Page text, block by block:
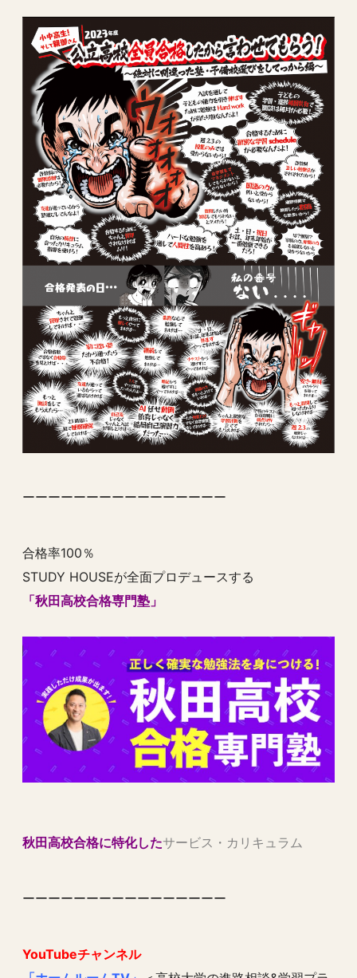
ーーーーーーーーーーーーーーーー
合格率100％
STUDY HOUSEが全面プロデュースする
「秋田高校合格専門塾」
秋田高校合格に特化したサービス・カリキュラム
ーーーーーーーーーーーーーーーー
YouTubeチャンネル